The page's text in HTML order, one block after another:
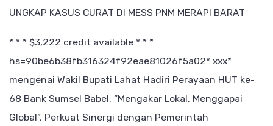
UNGKAP KASUS CURAT DI MESS PNM MERAPI BARAT
* * * $3,222 credit available * * *
hs=90be6b38fb316324f92eae81026f5a02* ххх*
mengenai Wakil Bupati Lahat Hadiri Perayaan HUT ke-
68 Bank Sumsel Babel: “Mengakar Lokal, Menggapai
Global”, Perkuat Sinergi dengan Pemerintah